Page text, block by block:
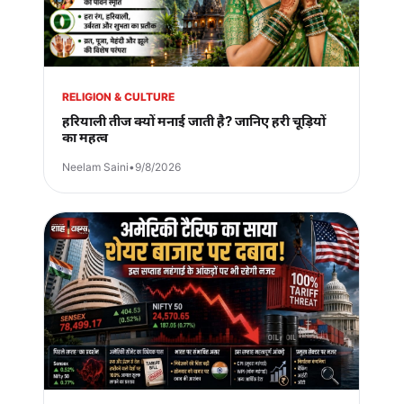
RELIGION & CULTURE
हरियाली तीज क्यों मनाई जाती है? जानिए हरी चूड़ियों
का महत्व
Neelam Saini•9/8/2026